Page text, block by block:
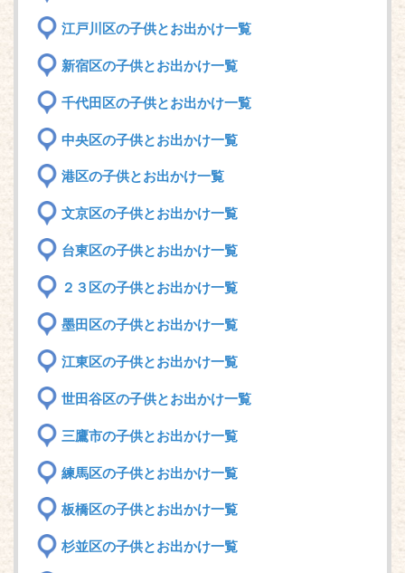
江戸川区の子供とお出かけ一覧
新宿区の子供とお出かけ一覧
千代田区の子供とお出かけ一覧
中央区の子供とお出かけ一覧
港区の子供とお出かけ一覧
文京区の子供とお出かけ一覧
台東区の子供とお出かけ一覧
２３区の子供とお出かけ一覧
墨田区の子供とお出かけ一覧
江東区の子供とお出かけ一覧
世田谷区の子供とお出かけ一覧
三鷹市の子供とお出かけ一覧
練馬区の子供とお出かけ一覧
板橋区の子供とお出かけ一覧
杉並区の子供とお出かけ一覧